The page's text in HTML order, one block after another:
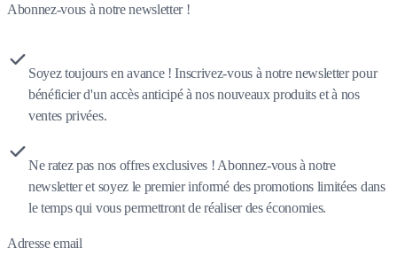
Abonnez-vous à notre newsletter !
Soyez toujours en avance ! Inscrivez-vous à notre newsletter pour
bénéficier d'un accès anticipé à nos nouveaux produits et à nos
ventes privées.
Ne ratez pas nos offres exclusives ! Abonnez-vous à notre
newsletter et soyez le premier informé des promotions limitées dans
le temps qui vous permettront de réaliser des économies.
Adresse email